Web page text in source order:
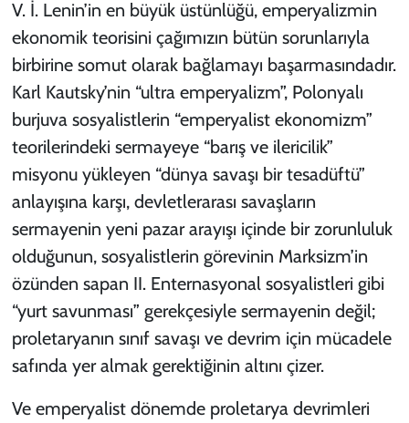
V. İ. Lenin’in en büyük üstünlüğü, emperyalizmin
ekonomik teorisini çağımızın bütün sorunlarıyla
birbirine somut olarak bağlamayı başarmasındadır.
Karl Kautsky’nin “ultra emperyalizm”, Polonyalı
burjuva sosyalistlerin “emperyalist ekonomizm”
teorilerindeki sermayeye “barış ve ilericilik”
misyonu yükleyen “dünya savaşı bir tesadüftü”
anlayışına karşı, devletlerarası savaşların
sermayenin yeni pazar arayışı içinde bir zorunluluk
olduğunun, sosyalistlerin görevinin Marksizm’in
özünden sapan II. Enternasyonal sosyalistleri gibi
“yurt savunması” gerekçesiyle sermayenin değil;
proletaryanın sınıf savaşı ve devrim için mücadele
safında yer almak gerektiğinin altını çizer.
Ve emperyalist dönemde proletarya devrimleri